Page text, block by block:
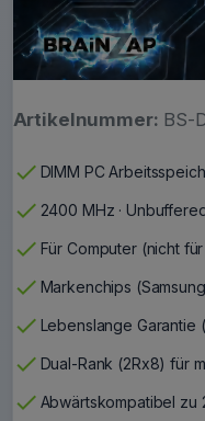
Artikelnummer: BS-
check DIMM PC
check 2400 MHz · Unbuffered
check Für Computer (nicht
check Markenchips
check Lebenslange Garantie (
check Dual-Rank (2Rx8) für
check Abwärtskompatibel zu